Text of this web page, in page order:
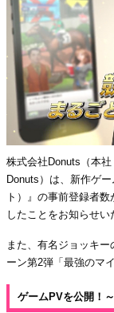
株式会社Donuts（本
Donuts）は、新作ゲ
ト）』の事前登録者
したことをお知らせい
また、有名ジョッキ
ーン第2弾「最強のマ
ゲームPVを公開！